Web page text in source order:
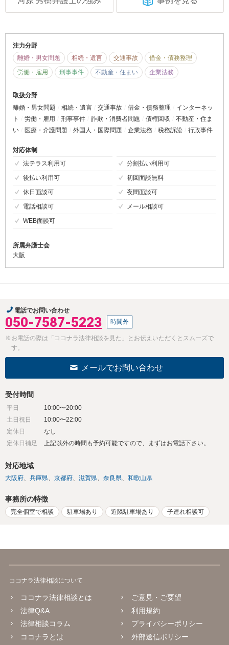
注力分野
離婚・男女問題
相続・遺言 交通事故
借金・債務整理
労働・雇用
刑事事件 不動産・住まい 企業法務
取扱分野
離婚・男女問題
相続・遺言 交通事故 借金・債務整理
インターネッ
ト
労働・雇用 刑事事件 詐欺・消費者問題 債権回収
不動産・住ま
い
医療・介護問題 外国人・国際問題 企業法務 税務訴訟 行政事件
対応体制
法テラス利用可
分割払い利用可
後払い利用可
初回面談無料
休日面談可
夜間面談可
電話相談可
メール相談可
WEB面談可
所属弁護士会
大阪
電話でお問い合わせ
050-7587-5223 時間外
※お電話の際は「ココナラ法律相談を見た」とお伝えいただくとスムーズで
す。
メールでお問い合わせ
受付時間
平日
10:00〜20:00
土日祝日
10:00〜22:00
定休日
なし
定休日補足
上記以外の時間も予約可能ですので、まずはお電話下さい。
対応地域
大阪府 兵庫県 京都府 滋賀県 奈良県 和歌山県
事務所の特徴
完全個室で相談 駐車場あり 近隣駐車場あり 子連れ相談可
ココナラ法律相談について
ココナラ法律相談とは
法律Q&A
法律相談コラム
ココナラとは
ご意見・ご要望
利用規約
プライバシーポリシー
外部送信ポリシー